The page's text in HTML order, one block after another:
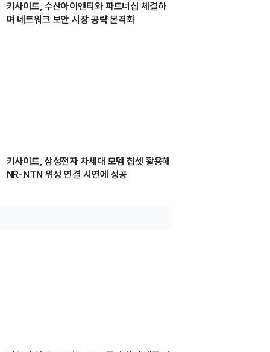
키사이트, 수산아이앤티와 파트너십 체결하
며 네트워크 보안 시장 공략 본격화
키사이트, 삼성전자 차세대 모뎀 칩셋 활용해
NR-NTN 위성 연결 시연에 성공